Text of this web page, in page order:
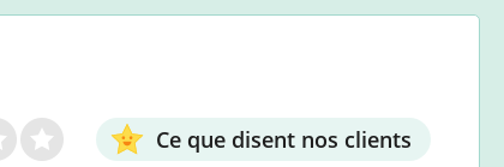
Ce que disent nos clients